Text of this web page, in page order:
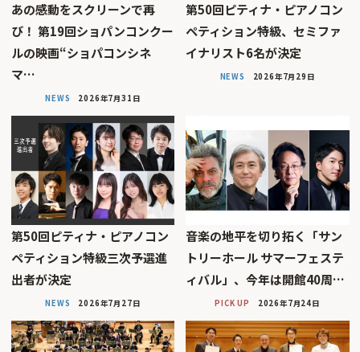
あの感動をスクリーンで再
び！ 第19回ショパンコンクー
ルの映画“ショパコンシネ
マ…
NEWS 2026年7月31日
第50回ピティナ・ピアノコン
ペティション特級、セミファ
イナリスト6名が決定
NEWS 2026年7月29日
第50回ピティナ・ピアノコン
ペティション特級三次予選進
出者が決定
NEWS 2026年7月27日
音楽の地平を切り拓く「サン
トリーホール サマーフェステ
ィバル」、今年は開館40周…
PICK UP 2026年7月24日